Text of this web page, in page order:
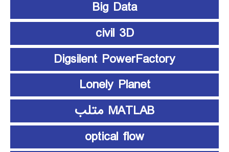
Big Data
civil 3D
Digsilent PowerFactory
Lonely Planet
MATLAB متلب
optical flow